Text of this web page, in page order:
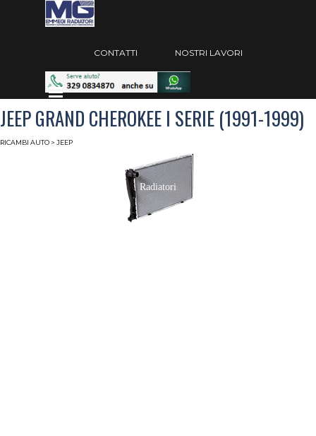
Vai ai contenuti
Salta menù
CONTATTI NOSTRI LAVORI
Salta menù
JEEP GRAND CHEROKEE I SERIE (1991-1999)
RICAMBI AUTO > JEEP
Radiatori